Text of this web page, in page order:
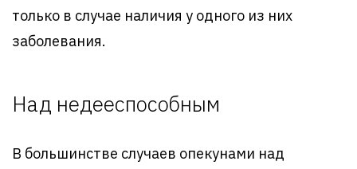
только в случае наличия у одного из них
заболевания.
Над недееспособным
В большинстве случаев опекунами над